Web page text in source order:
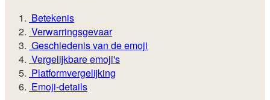
Betekenis
Verwarringsgevaar
Geschiedenis van de emoji
Vergelijkbare emoji's
Platformvergelijking
Emoji-details